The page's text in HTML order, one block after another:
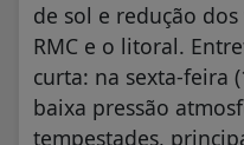
de sol e redução
RMC e o litoral.
curta: na sexta-feira
baixa pressão
tempestades,